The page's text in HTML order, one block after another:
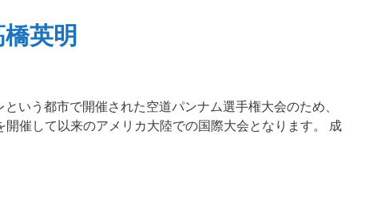
英明
いう都市で開催された空道パンナム選手権大会のため、
催して以来のアメリカ大陸での国際大会となります。 成